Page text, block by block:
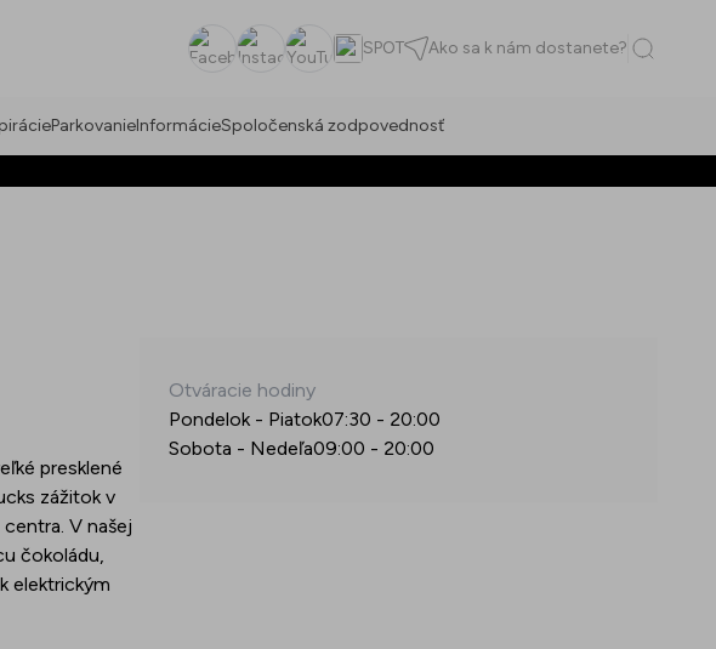
FacebookInstagramYouTubeSPOT Ako sa k nám dostanete?
ParkovanieInformácieSpoločenská zodpovednosť
presklené
zážitok v
V našej
čokoládu,
elektrickým
Otváracie hodiny
Pondelok - Piatok07:30 - 20:00
Sobota - Nedeľa09:00 - 20:00